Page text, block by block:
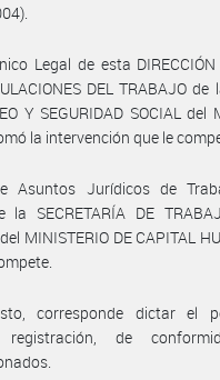
Legal de esta DIRECCIÓN
DEL TRABAJO de
Y SEGURIDAD SOCIAL del
la intervención que le
Asuntos Jurídicos de
SECRETARÍA DE
MINISTERIO DE CAPITAL
corresponde dictar el
registración, de